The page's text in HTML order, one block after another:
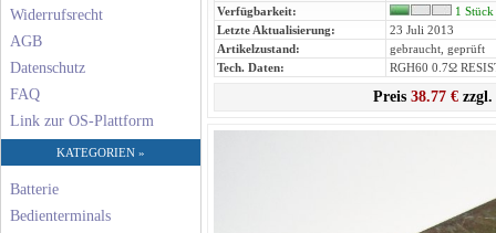
Widerrufsrecht
AGB
Datenschutz
FAQ
Link zur OS-Plattform
KATEGORIEN »
Batterie
Bedienterminals
Verfügbarkeit:
1
Letzte Aktualisierung:
23 Juli 2013
Artikelzustand:
gebraucht, geprüft
Tech. Daten:
RGH60 0.7Ω
Preis 38.77 €zzgl.